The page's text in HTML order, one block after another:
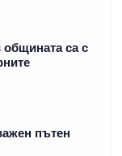
общината са с
пътен